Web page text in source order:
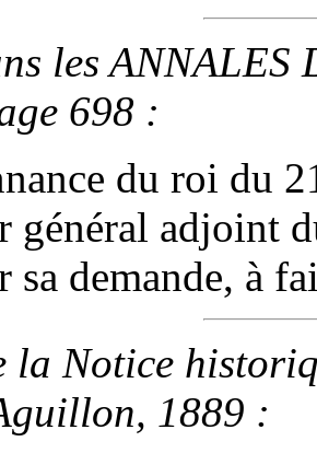
les ANNALES
698 :
du roi du
général adjoint
sa demande, à
la Notice
1889 :